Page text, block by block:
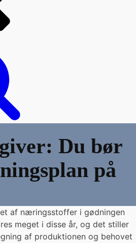
Du bør
på
af næringsstoffer i gødningen
meget i disse år, og det stiller
af produktionen og behovet